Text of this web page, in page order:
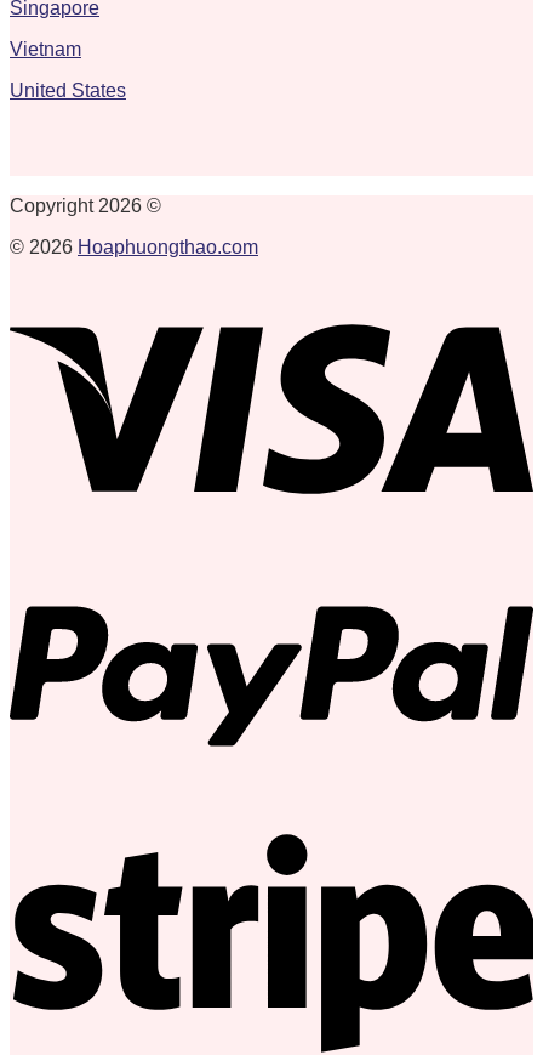
Singapore
Vietnam
United States
Copyright 2026 ©
© 2026 Hoaphuongthao.com